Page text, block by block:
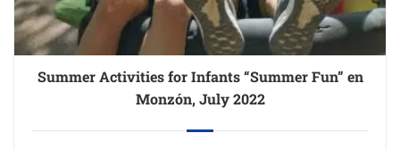
Summer Activities for Infants “Summer Fun” en
Monzón, July 2022